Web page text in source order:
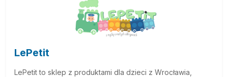
LePetit
LePetit to sklep z produktami dla dzieci z Wrocławia,